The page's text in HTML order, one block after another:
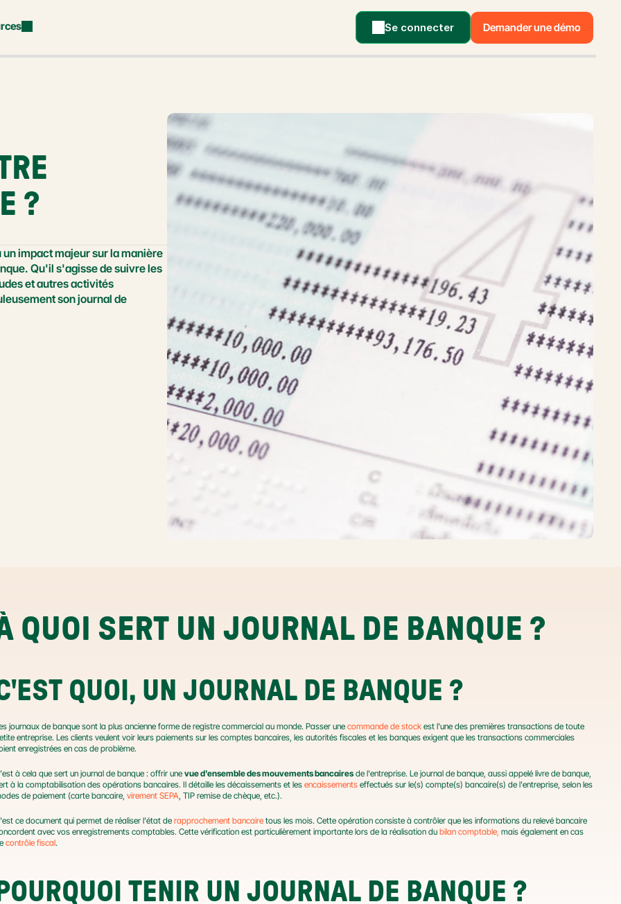
Se connecter Demander une démo
?
impact majeur sur la manière
Qu'il s'agisse de suivre les
et autres activités
son journal de
QUOI SERT UN JOURNAL DE BANQUE ?
QUOI, UN JOURNAL DE BANQUE ?
journaux de banque sont la plus ancienne forme de registre commercial au monde. Passer une commande de stock est l'une des premières transactions de toute
entreprise. Les clients veulent voir leurs paiements sur les comptes bancaires, les autorités fiscales et les banques exigent que les transactions commerciales
enregistrées en cas de problème.
à cela que sert un journal de banque : offrir une vue d’ensemble des mouvements bancaires de l'entreprise. Le journal de banque, aussi appelé livre de banque,
à la comptabilisation des opérations bancaires. Il détaille les décaissements et les encaissements effectués sur le(s) compte(s) bancaire(s) de l'entreprise, selon les
de paiement (carte bancaire, virement SEPA, TIP remise de chèque, etc.).
ce document qui permet de réaliser l'état de rapprochement bancaire tous les mois. Cette opération consiste à contrôler que les informations du relevé bancaire
avec vos enregistrements comptables. Cette vérification est particulièrement importante lors de la réalisation du bilan comptable, mais également en cas
contrôle fiscal.
POURQUOI TENIR UN JOURNAL DE BANQUE ?